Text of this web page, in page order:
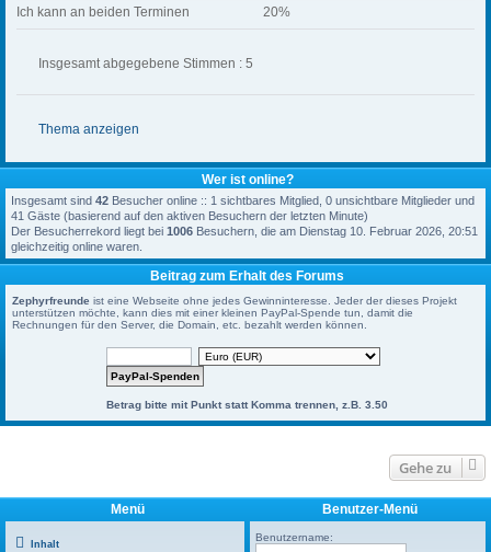
Ich kann an beiden Terminen
20%
Insgesamt abgegebene Stimmen : 5
Thema anzeigen
Wer ist online?
Insgesamt sind 42 Besucher online :: 1 sichtbares Mitglied, 0 unsichtbare Mitglieder und
41 Gäste (basierend auf den aktiven Besuchern der letzten Minute)
Der Besucherrekord liegt bei 1006 Besuchern, die am Dienstag 10. Februar 2026, 20:51
gleichzeitig online waren.
Beitrag zum Erhalt des Forums
Zephyrfreunde ist eine Webseite ohne jedes Gewinninteresse. Jeder der dieses Projekt
unterstützen möchte, kann dies mit einer kleinen PayPal-Spende tun, damit die
Rechnungen für den Server, die Domain, etc. bezahlt werden können.
Betrag bitte mit Punkt statt Komma trennen, z.B. 3.50
Gehe zu
Menü
Inhalt
Benutzer-Menü
Benutzername: